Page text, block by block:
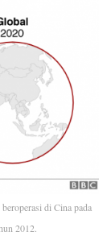
di Cina pada
2012.